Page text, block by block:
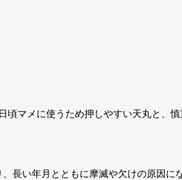
マメに使うため押しやすい天丸と、
長い年月とともに摩滅や欠けの原因に